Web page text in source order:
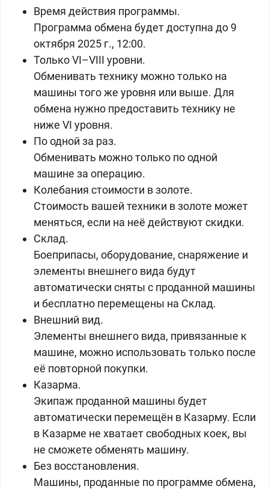
Время действия программы.
Программа обмена будет доступна до 9
октября 2025 г., 12:00.
Только VI–VIII уровни.
Обменивать технику можно только на
машины того же уровня или выше. Для
обмена нужно предоставить технику не
ниже VI уровня.
По одной за раз.
Обменивать можно только по одной
машине за операцию.
Колебания стоимости в золоте.
Стоимость вашей техники взолоте может
меняться, если на неё действуют скидки.
Склад.
Боеприпасы, оборудование, снаряжение и
элементы внешнего вида будут
автоматически сняты с проданной машины
и бесплатно перемещены на Склад.
Внешний вид.
Элементы внешнего вида, привязанные к
машине, можно использовать только после
её повторной покупки.
Казарма.
Экипаж проданной машины будет
автоматически перемещён в Казарму. Если
в Казарме не хватает свободных коек, вы
не сможете обменять машину.
Без восстановления.
Машины, проданные по программе обмена,